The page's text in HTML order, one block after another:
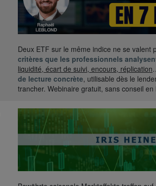
Deux ETF sur le même indice ne se valent
critères que les professionnels
liquidité, écart de suivi, encours, réplication
de lecture concrète, utilisable dès le
trancher. Webinaire gratuit, sans conseil en